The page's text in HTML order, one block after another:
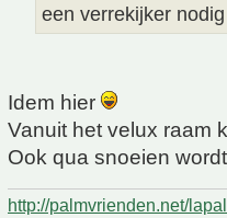
een verrekijker
Idem hier
Vanuit het velux raam
Ook qua snoeien
http://palmvrienden.net/